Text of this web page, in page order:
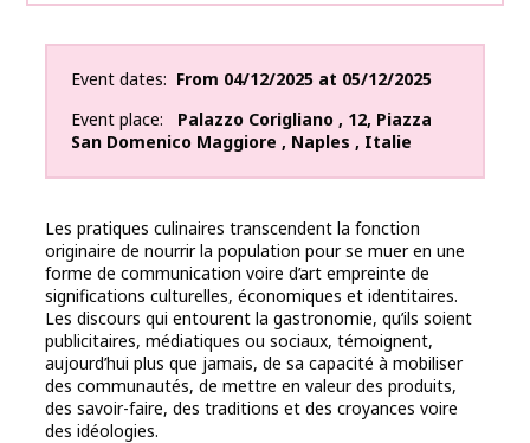
Event dates From 04/12/2025 at 05/12/2025
Event place
Palazzo Corigliano , 12, Piazza
San Domenico Maggiore , Naples , Italie
Les pratiques culinaires transcendent la fonction
originaire de nourrir la population pour se muer en une
forme de communication voire d’art empreinte de
significations culturelles, économiques et identitaires.
Les discours qui entourent la gastronomie, qu’ils soient
publicitaires, médiatiques ou sociaux, témoignent,
aujourd’hui plus que jamais, de sa capacité à mobiliser
des communautés, de mettre en valeur des produits,
des savoir-faire, des traditions et des croyances voire
des idéologies.